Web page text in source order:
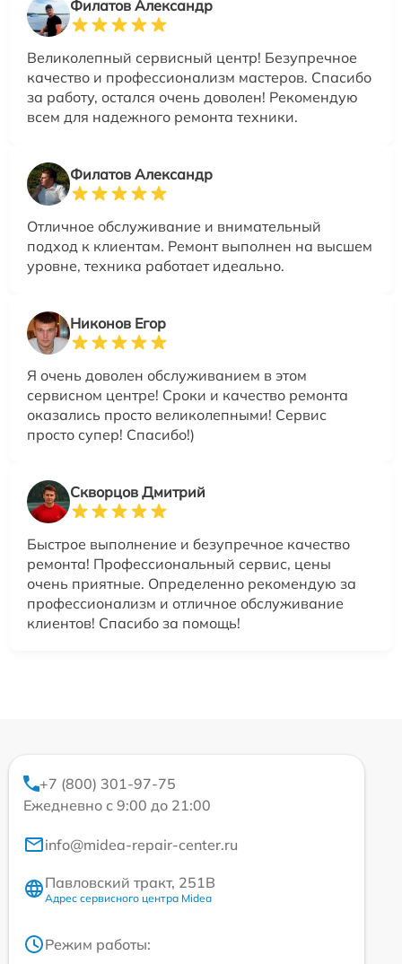
Филатов Александр
Великолепный сервисный центр! Безупречное
качество и профессионализм мастеров. Спасибо
за работу, остался очень доволен! Рекомендую
всем для надежного ремонта техники.
Филатов Александр
Отличное обслуживание и внимательный
подход к клиентам. Ремонт выполнен на высшем
уровне, техника работает идеально.
Никонов Егор
Я очень доволен обслуживанием в этом
сервисном центре! Сроки и качество ремонта
оказались просто великолепными! Сервис
просто супер! Спасибо!)
Скворцов Дмитрий
Быстрое выполнение и безупречное качество
ремонта! Профессиональный сервис, цены
очень приятные. Определенно рекомендую за
профессионализм и отличное обслуживание
клиентов! Спасибо за помощь!
+7 (800) 301-97-75
Ежедневно с 9:00 до 21:00
info@midea-repair-center.ru
Павловский тракт, 251В
Адрес сервисного центра Midea
Режим работы: